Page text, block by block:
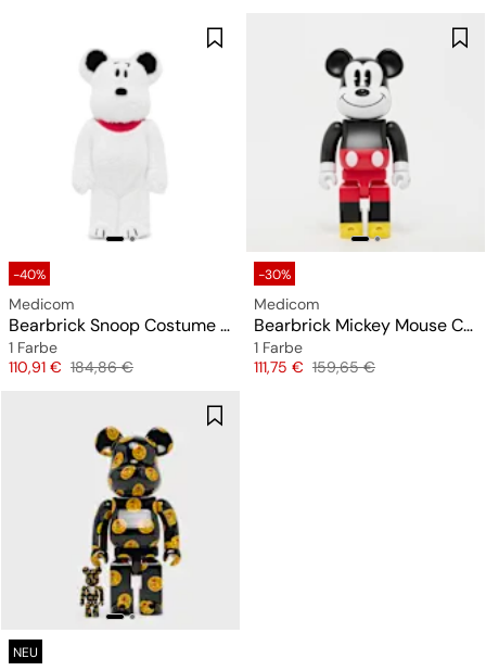
-40%
Medicom
Bearbrick Snoop Costume Ver. 400%
1 Farbe
Preis
110,91 € Originalpreis
184,86 €
-30%
Medicom
Bearbrick Mickey Mouse Color (Mickey Mouse & Friends) 400%
1 Farbe
Preis
111,75 € Originalpreis
159,65 €
NEU